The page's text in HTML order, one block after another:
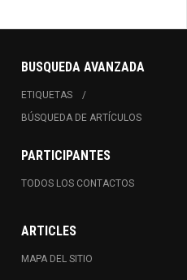
BUSQUEDA AVANZADA
ETIQUETAS
BÚSQUEDA DE ARTÍCULOS
PARTICIPANTES
TODOS LOS CONTACTOS
ARTICLES
MAPA DEL SITIO